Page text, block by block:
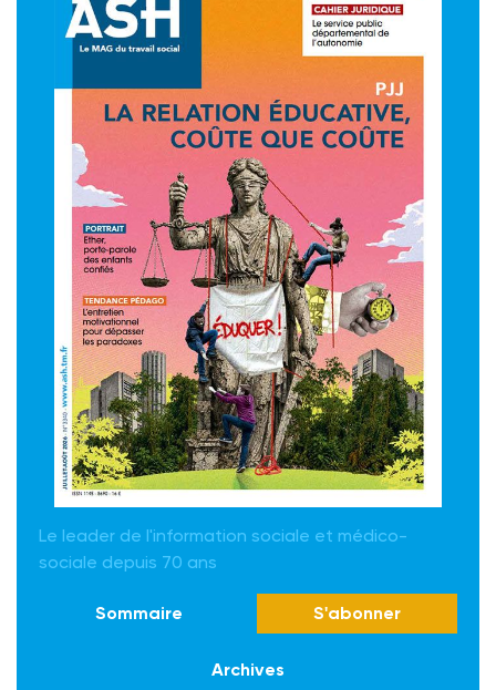
Le leader de l'information sociale et médico-
sociale depuis 70 ans
Sommaire S'abonner
Archives